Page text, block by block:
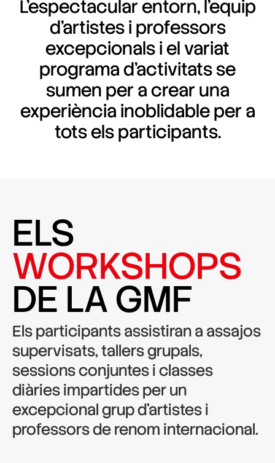
L'espectacular entorn, l'equip
d'artistes i professors
excepcionals i el variat
programa d'activitats se
sumen per a crear una
experiència inoblidable per a
tots els participants.
ELS
WORKSHOPS
DE LA GMF
Els participants assistiran a assajos
supervisats, tallers grupals,
sessions conjuntes i classes
diàries impartides per un
excepcional grup d’artistes i
professors de renom internacional.